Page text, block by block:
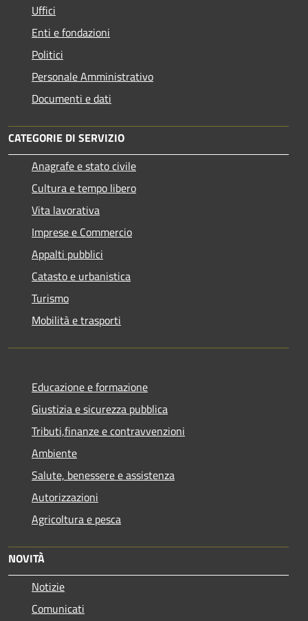
Uffici
Enti e fondazioni
Politici
Personale Amministrativo
Documenti e dati
CATEGORIE DI SERVIZIO
Anagrafe e stato civile
Cultura e tempo libero
Vita lavorativa
Imprese e Commercio
Appalti pubblici
Catasto e urbanistica
Turismo
Mobilità e trasporti
Educazione e formazione
Giustizia e sicurezza pubblica
Tributi,finanze e contravvenzioni
Ambiente
Salute, benessere e assistenza
Autorizzazioni
Agricoltura e pesca
NOVITÀ
Notizie
Comunicati